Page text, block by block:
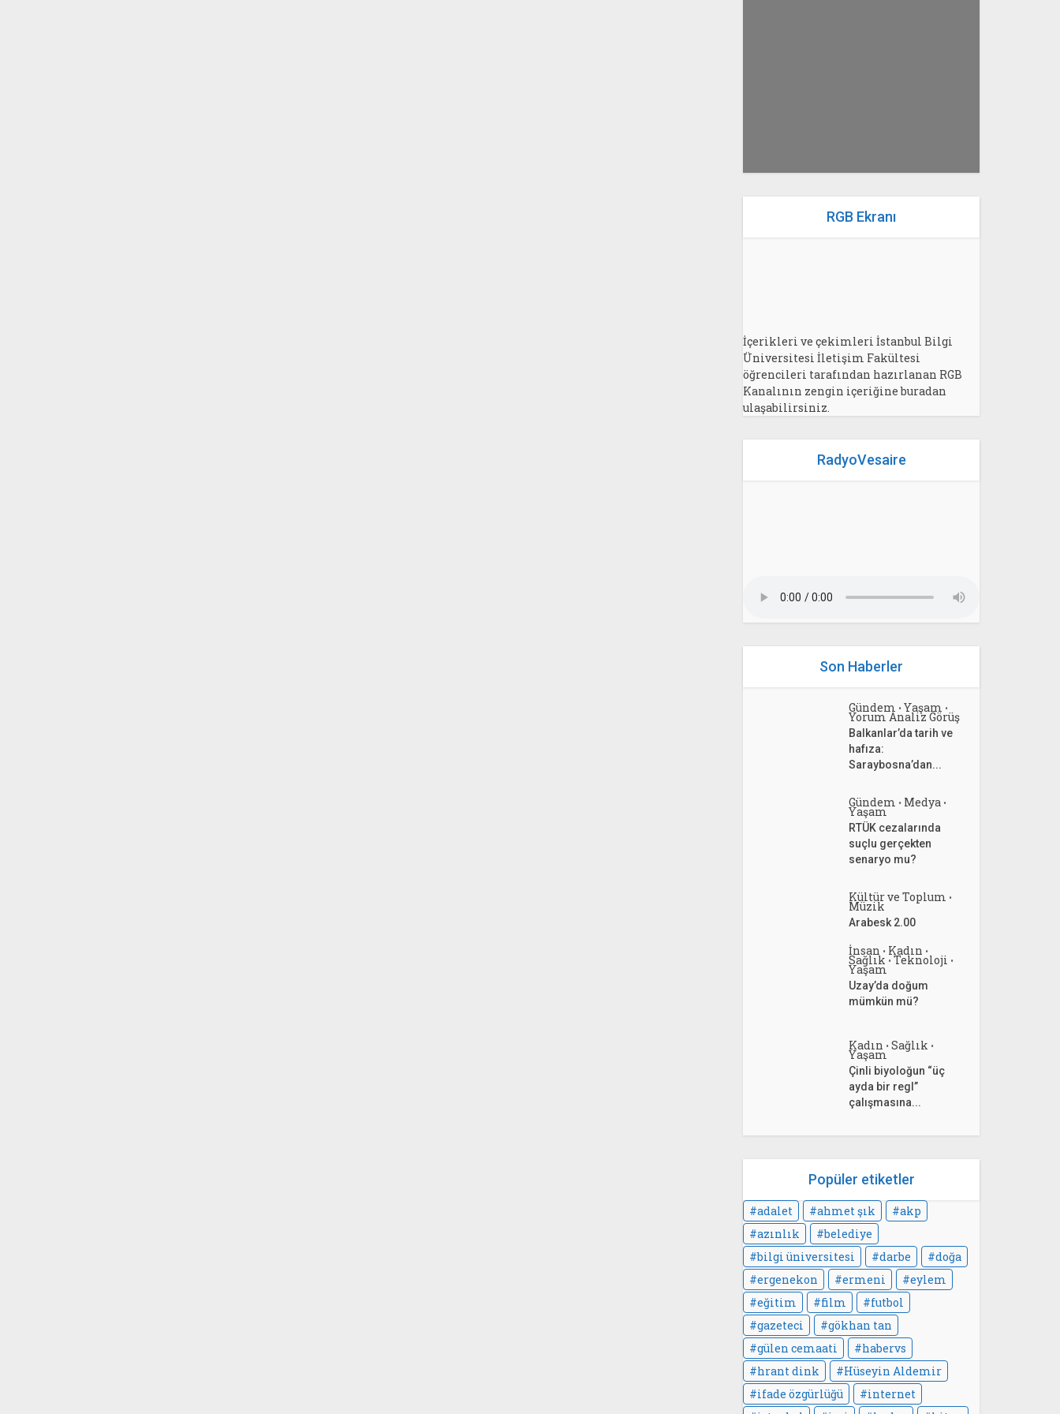
RGB Ekranı
İçerikleri ve çekimleri İstanbul Bilgi
Üniversitesi İletişim Fakültesi
öğrencileri tarafından hazırlanan RGB
Kanalının zengin içeriğine buradan
ulaşabilirsiniz.
RadyoVesaire
Son Haberler
Gündem • Yaşam •
Yorum Analiz Görüş
Balkanlar’da tarih ve
hafıza:
Saraybosna’dan...
Gündem • Medya •
Yaşam
RTÜK cezalarında
suçlu gerçekten
senaryo mu?
Kültür ve Toplum •
Müzik
Arabesk 2.00
İnsan • Kadın •
Sağlık • Teknoloji •
Yaşam
Uzay’da doğum
mümkün mü?
Kadın • Sağlık •
Yaşam
Çinli biyoloğun “üç
ayda bir regl”
çalışmasına...
Popüler etiketler
adalet ahmet şık
akp
azınlık
belediye
bilgi üniversitesi
darbe
doğa
ergenekon
ermeni
eylem
eğitim
film
futbol
gazeteci
gökhan tan
gülen cemaati
habervs
hrant dink
Hüseyin Aldemir
ifade özgürlüğü
internet